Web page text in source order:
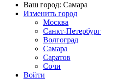
Ваш город: Самара
Изменить город
Москва
Санкт-Петербург
Волгоград
Самара
Саратов
Сочи
Войти